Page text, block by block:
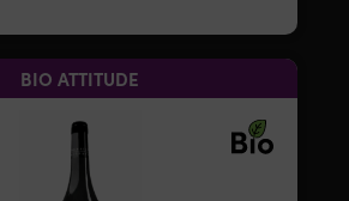
BIO ATTITUDE